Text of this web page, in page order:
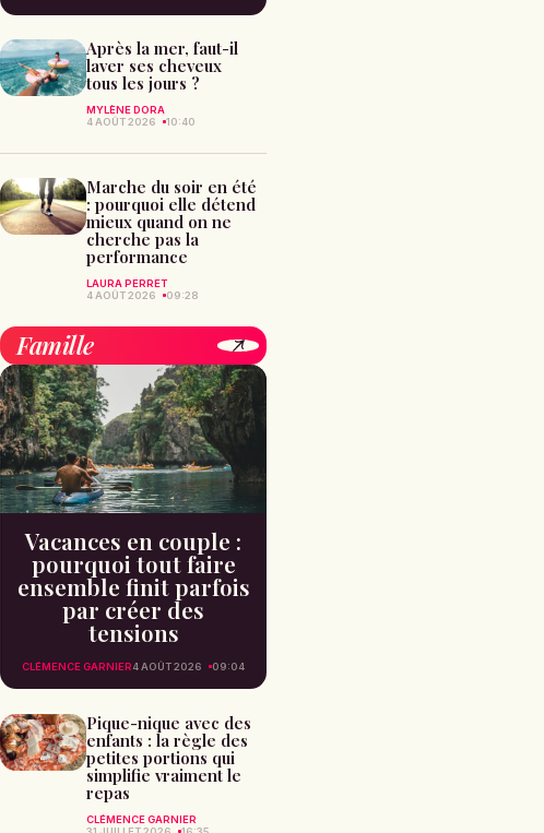
Après la mer, faut-il
laver ses cheveux
tous les jours ?
MYLÈNE DORA
4 AOÛT 2026
10:40
Marche du soir en été
: pourquoi elle détend
mieux quand on ne
cherche pas la
performance
LAURA PERRET
4 AOÛT 2026
09:28
Famille
Vacances en couple :
pourquoi tout faire
ensemble finit parfois
par créer des
tensions
CLÉMENCE GARNIER4 AOÛT 2026 09:04
Pique-nique avec des
enfants : la règle des
petites portions qui
simplifie vraiment le
repas
CLÉMENCE GARNIER